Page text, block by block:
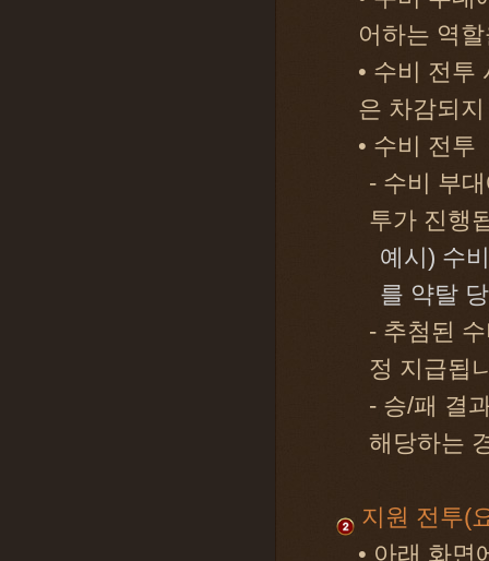
어하는 역
• 수비 전투
은 차감되
• 수비 전투
- 수비 부
투가 진행
예시) 수
를 약탈
- 추첨된
정 지급됩
- 승/패 결
해당하는
지원 전투(
• 아래 화면